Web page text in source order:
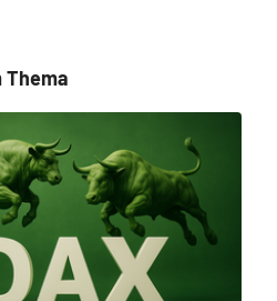
Thema